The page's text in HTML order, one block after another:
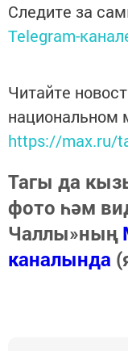
Следите за
Telegram-
Читайте
национальном
https://max.ru/
Тагы да
фото һәм
Чаллы»ның
каналында